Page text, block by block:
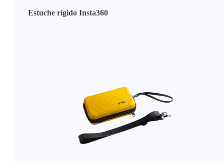
Estuche rígido Insta360